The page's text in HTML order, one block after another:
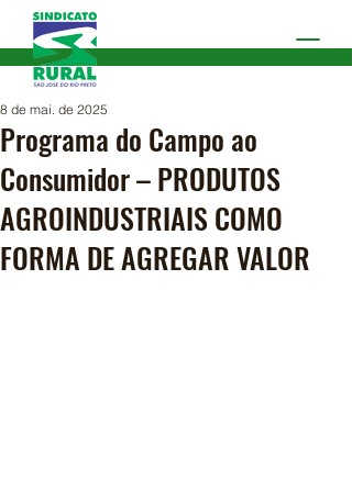
Programa do Campo ao
Consumidor – PRODUTOS
AGROINDUSTRIAIS COMO
FORMA DE AGREGAR VALOR
8 de mai. de 2025